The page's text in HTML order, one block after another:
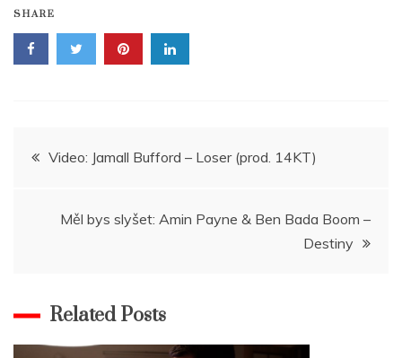
SHARE
Navigace
Video: Jamall Bufford – Loser (prod. 14KT)
Měl bys slyšet: Amin Payne & Ben Bada Boom –
Destiny
Related Posts